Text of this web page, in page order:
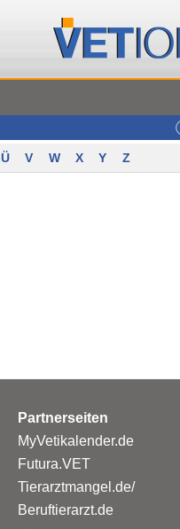
Ü V W X Y Z
Partnerseiten
MyVetikalender.de
Futura.VET
Tierarztmangel.de/
Beruftierarzt.de